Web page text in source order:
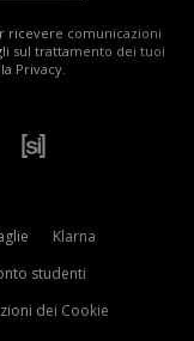
ricevere comunicazioni
sul trattamento dei tuoi
Privacy.
Klarna
studenti
dei Cookie